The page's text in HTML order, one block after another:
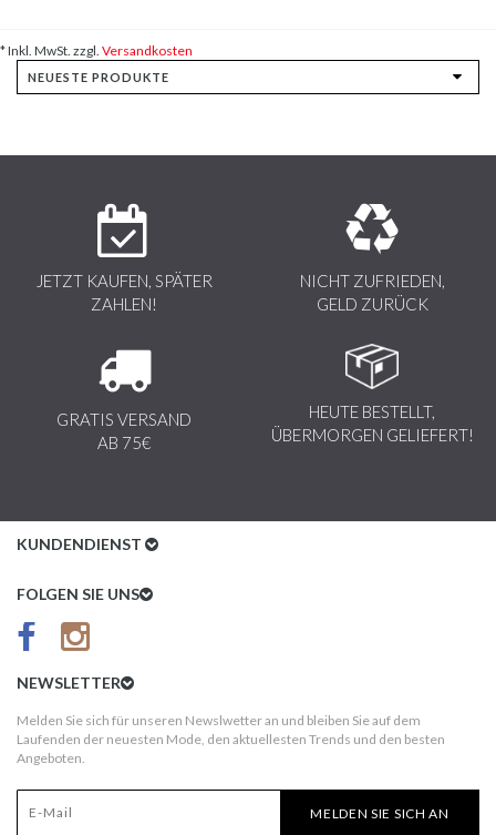
* Inkl. MwSt. zzgl. Versandkosten
JETZT KAUFEN, SPÄTER
ZAHLEN!
NICHT ZUFRIEDEN,
GELD ZURÜCK
GRATIS VERSAND
AB 75€
HEUTE BESTELLT,
ÜBERMORGEN GELIEFERT!
KUNDENDIENST
Kundenservice
AGB
Kundeninformationen
Widerruf
FOLGEN SIE UNS
NEWSLETTER
Melden Sie sich für unseren Newslwetter an und bleiben Sie auf dem
Laufenden der neuesten Mode, den aktuellesten Trends und den besten
Angeboten.
MELDEN SIE SICH AN